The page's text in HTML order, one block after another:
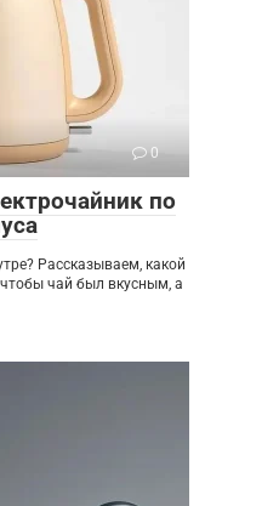
0
по
Рассказываем, какой
чай был вкусным, а